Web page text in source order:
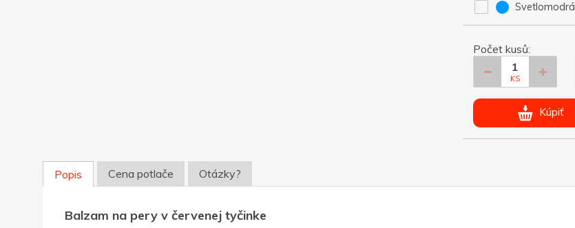
Svetlomodrá
Počet kusů:
KS
Kúpiť
Popis Cena potlače Otázky?
Balzam na pery v červenej tyčinke